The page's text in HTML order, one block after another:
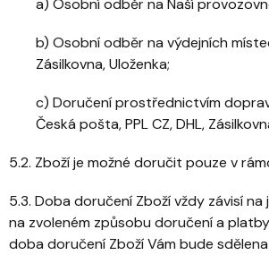
a) Osobní odběr na Naší
b) Osobní odběr na výdejních
Zásilkovna, Uloženka;
c) Doručení prostřednictvím
Česká pošta, PPL CZ, DHL,
5.2. Zboží je možné doručit pouze v
5.3. Doba doručení Zboží vždy závisí
na zvoleném způsobu doručení a
doba doručení Zboží Vám bude